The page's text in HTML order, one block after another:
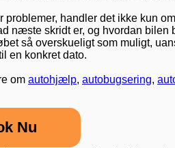
problemer, handler det ikke kun
næste skridt er, og hvordan bilen
så overskueligt som muligt,
en konkret dato.
om autohjælp, autobugsering,
Nu